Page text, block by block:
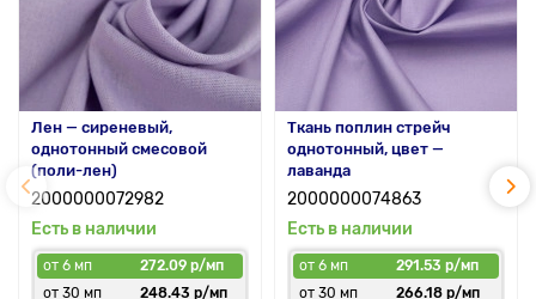
Лен — сиреневый,
однотонный смесовой
(поли-лен)
2000000072982
Есть в наличии
от 6 мп
272.09 р/мп
от 30 мп
248.43 р/мп
Ткань поплин стрейч
однотонный, цвет —
лаванда
2000000074863
Есть в наличии
от 6 мп
291.53 р/мп
от 30 мп
266.18 р/мп